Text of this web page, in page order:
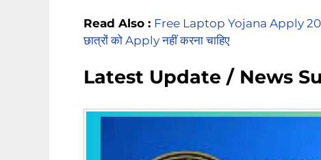
Read Also : Free Laptop Yojana Apply
छात्रों को Apply नहीं करना चाहिए
Latest Update / News